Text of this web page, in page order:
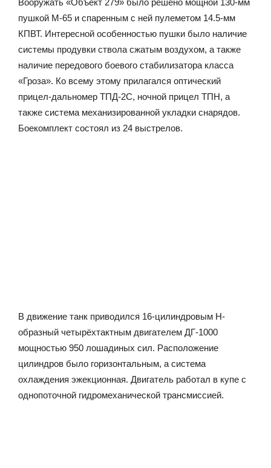
Вооружать «Объект 279» было решено мощной 130-мм
пушкой М-65 и спаренным с ней пулеметом 14.5-мм
КПВТ. Интересной особенностью пушки было наличие
системы продувки ствола сжатым воздухом, а также
наличие передового боевого стабилизатора класса
«Гроза». Ко всему этому прилагался оптический
прицел-дальномер ТПД-2С, ночной прицел ТПН, а
также система механизированной укладки снарядов.
Боекомплект состоял из 24 выстрелов.
В движение танк приводился 16-цилиндровым Н-
образный четырёхтактным двигателем ДГ-1000
мощностью 950 лошадиных сил. Расположение
цилиндров было горизонтальным, а система
охлаждения эжекционная. Двигатель работал в купе с
однопоточной гидромеханической трансмиссией.